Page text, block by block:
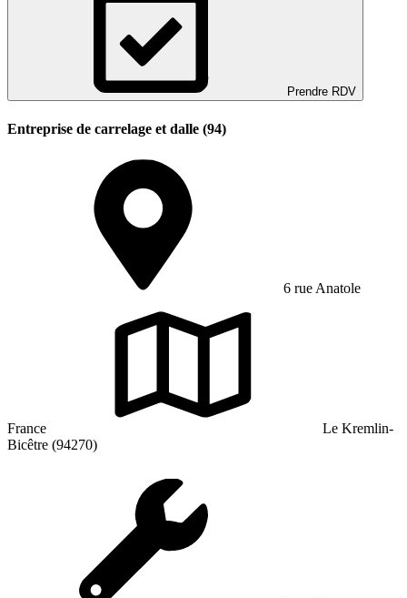
Prendre RDV
Entreprise de carrelage et dalle (94)
6 rue Anatole
France
Le Kremlin-
Bicêtre (94270)